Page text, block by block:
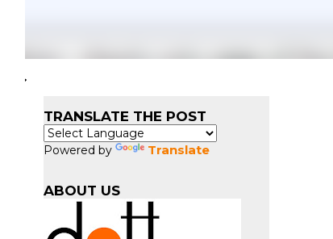
TRANSLATE THE POST
Powered by Translate
ABOUT US